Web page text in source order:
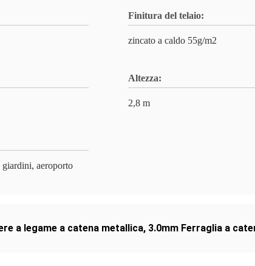
Finitura del telaio:
zincato a caldo 55g/m2
Altezza:
2,8 m
aeroporto
a legame a catena metallica, 3.0mm Ferraglia a